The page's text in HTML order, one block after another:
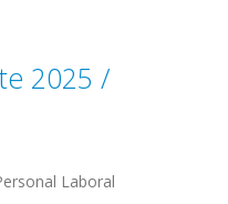
2025 /
Laboral